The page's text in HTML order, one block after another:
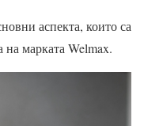
аспекта, които са
на марката Welmax.